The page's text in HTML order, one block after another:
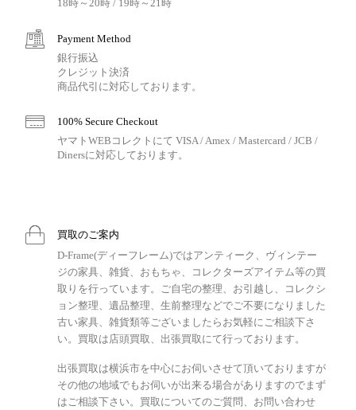
18時～20時 / 19時～21時
Payment Method
銀行振込
クレジット決済
商品代引に対応しております。
100% Secure Checkout
ヤマトWEBコレクトにて VISA / Amex / Mastercard / JCB /
Dinersに対応しております。
買取のご案内
D-Frame(ディーフレーム)ではアンティーク、ヴィンテー
ジの家具、雑貨、おもちゃ、コレクターズアイテム等の買
取りを行っています。ご自宅の整理、お引越し、コレクシ
ョン整理、遺品整理、生前整理などでご不要になりました
古い家具、雑貨類等ございましたらお気軽にご相談下さ
い。買取は店頭買取、出張買取にて行っております。
出張買取は横浜市を中心にお伺いさせて頂いておりますが
その他の地域でもお伺いが出来る場合がありますのでまず
はご相談下さい。買取についてのご質問、お問い合わせ